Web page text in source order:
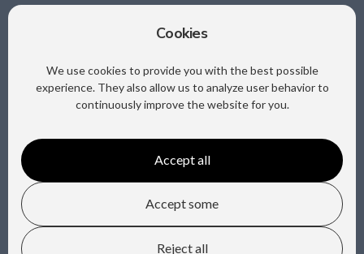
Cookies
We use cookies to provide you with the best possible
experience. They also allow us to analyze user behavior to
continuously improve the website for you.
Accept all
Accept some
Reject all
Copyright @ Trafa B.V.
Privacy